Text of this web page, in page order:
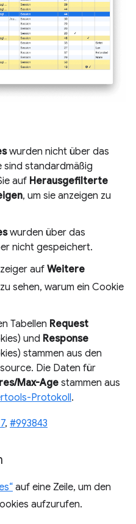
wurden nicht über das
sind standardmäßig
auf Herausgefilterte
, um sie anzeigen zu
wurden über das
nicht gespeichert.
auf Weitere
sehen, warum ein Cookie
Tabellen Request
und Response
stammen aus den
Die Daten für
Max-Age stammen aus
Protokoll.
, #993843
auf eine Zeile, um den
aufzurufen.